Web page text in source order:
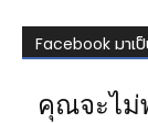
Facebook มาเ
คุณจะไม่